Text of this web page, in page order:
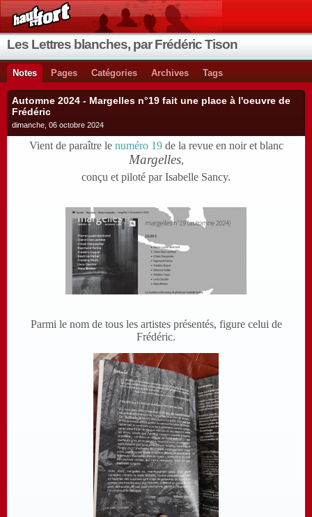
Les Lettres blanches, par Frédéric Tison
Notes Pages Catégories Archives Tags
Automne 2024 - Margelles n°19 fait une place à l'oeuvre de
Frédéric
dimanche, 06 octobre 2024
Vient de paraître le numéro 19de la revue en noir et blanc
Margelles,
conçu et piloté par Isabelle Sancy.
Parmi le nom de tous les artistes présentés, figure celui de
Frédéric.